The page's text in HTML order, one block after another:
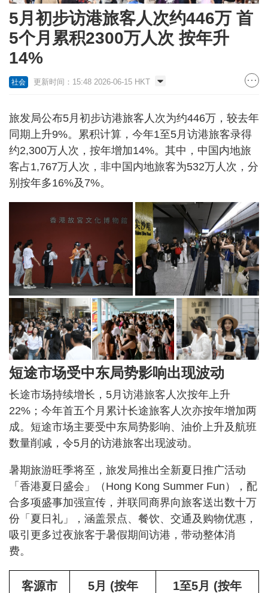
5月初步访港旅客人次约446万 首
5个月累积2300万人次 按年升
14%
社会 更新时间：15:48 2026-06-15 HKT
旅发局公布5月初步访港旅客人次为约446万，较去年
同期上升9%。累积计算，今年1至5月访港旅客录得
约2,300万人次，按年增加14%。其中，中国内地旅
客占1,767万人次，非中国内地旅客为532万人次，分
别按年多16%及7%。
短途市场受中东局势影响出现波动
长途市场持续增长，5月访港旅客人次按年上升
22%；今年首五个月累计长途旅客人次亦按年增加两
成。短途市场主要受中东局势影响、油价上升及航班
数量削减，令5月的访港旅客出现波动。
暑期旅游旺季将至，旅发局推出全新夏日推广活动
「香港夏日盛会」（Hong Kong Summer Fun），配
合多项盛事加强宣传，并联同商界向旅客送出数十万
份「夏日礼」，涵盖景点、餐饮、交通及购物优惠，
吸引更多过夜旅客于暑假期间访港，带动整体消
费。
客源市
5月 (按年
1至5月 (按年